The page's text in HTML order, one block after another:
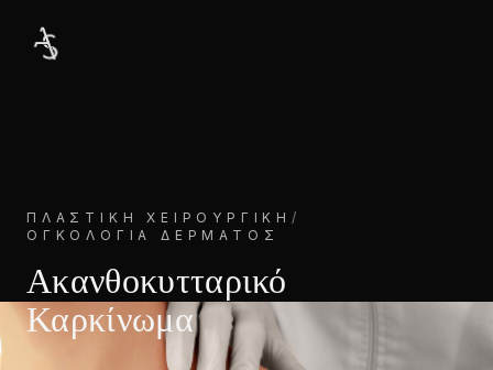
ΠΛΑΣΤΙΚΉ ΧΕΙΡΟΥΡΓΙΚΉ /
ΟΓΚΟΛΟΓΊΑ ΔΈΡΜΑΤΟΣ
Ακανθοκυτταρικό
Καρκίνωμα